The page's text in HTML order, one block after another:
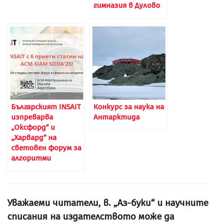
гимназия в Дулово
Българският INSAIT
изпреварва
„Оксфорд“ и
„Харвард“ на
световен форум за
алгоритми
Конкурс за наука на
Антарктида
Уважаеми читатели, в. „Аз-буки“ и научните
списания на издателството може да